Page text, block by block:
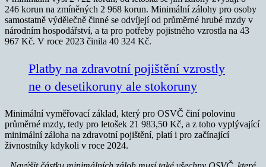
246 korun na zmíněných 2 968 korun. Minimální zálohy pro osoby
samostatně výdělečně činné se odvíjejí od průměrné hrubé mzdy v
národním hospodářství, a ta pro potřeby pojistného vzrostla na 43
967 Kč. V roce 2023 činila 40 324 Kč.
Platby na zdravotní pojištění vzrostly
ne o desetikoruny ale stokoruny
Minimální vyměřovací základ, který pro OSVČ činí polovinu
průměrné mzdy, tedy pro letošek 21 983,50 Kč, a z toho vyplývající
minimální záloha na zdravotní pojištění, platí i pro začínající
živnostníky kdykoli v roce 2024.